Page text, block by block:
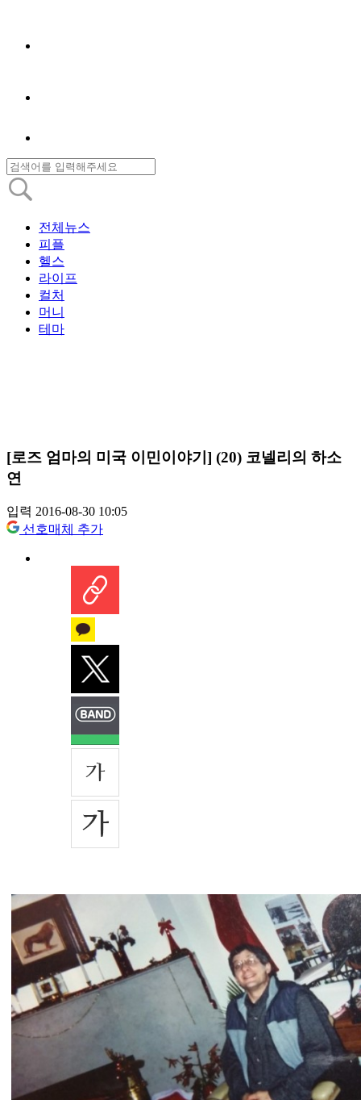
전체뉴스
피플
헬스
라이프
컬처
머니
테마
[로즈 엄마의 미국 이민이야기] (20) 코넬리의 하소
연
입력 2016-08-30 10:05
선호매체 추가